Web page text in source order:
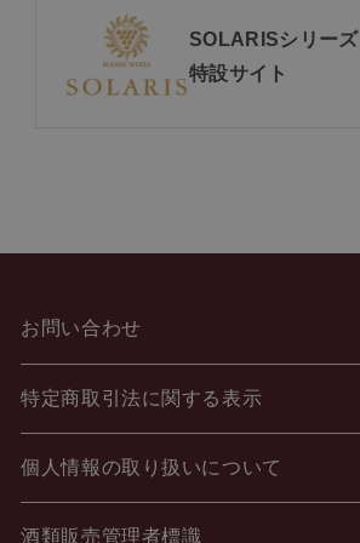
SOLARISシリーズ
特設サイト
お問い合わせ
特定商取引法に関する表示
個人情報の取り扱いについて
酒類販売管理者標識